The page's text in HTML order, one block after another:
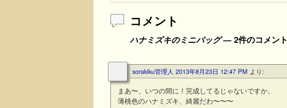
コメント
ハナミズキのミニバッグ— 2件のコメント
sorakiku管理人 2013年8月23日 12:47 PM より:
まあ〜、いつの間に！完成してるじゃないですか。
薄桃色のハナミズキ、綺麗だわ〜〜〜